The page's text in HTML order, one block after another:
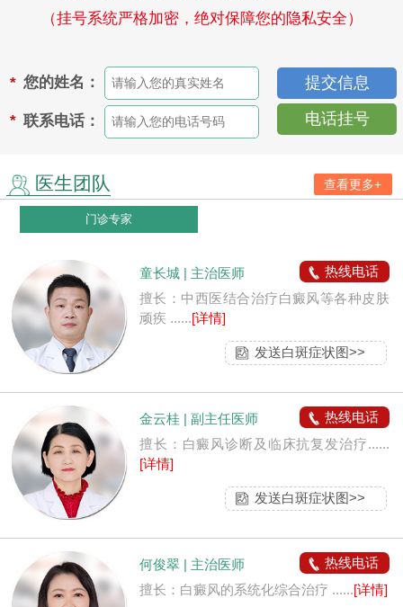
（挂号系统严格加密，绝对保障您的隐私安全）
* 您的姓名：
* 联系电话： 电话挂号
医生团队 查看更多+
门诊专家
童长城 | 主治医师
热线电话
擅长：中西医结合治疗白癜风等各种皮肤
顽疾 ......[详情]
发送白斑症状图>>
金云桂 | 副主任医师
热线电话
擅长：白癜风诊断及临床抗复发治疗......
[详情]
发送白斑症状图>>
何俊翠 | 主治医师
热线电话
擅长：白癜风的系统化综合治疗 ......[详情]